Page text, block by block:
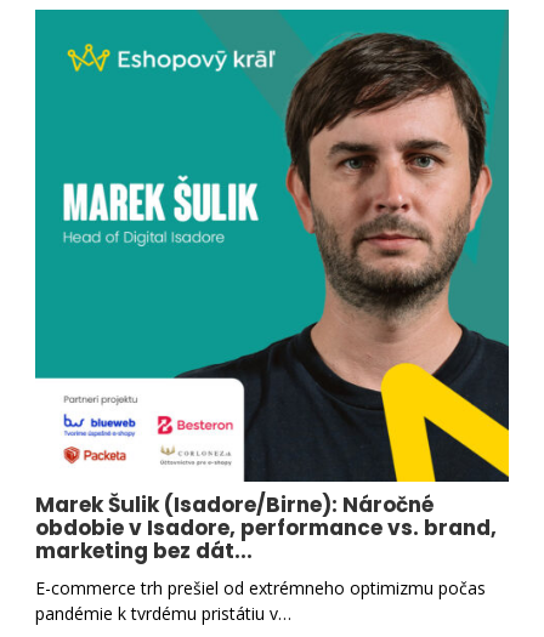
Marek Šulik (Isadore/Birne): Náročné
obdobie v Isadore, performance vs. brand,
marketing bez dát...
E-commerce trh prešiel od extrémneho optimizmu počas
pandémie k tvrdému pristátiu v…